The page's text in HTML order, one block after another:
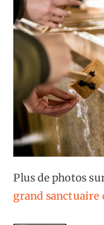
Plus de photos
grand sanctuaire